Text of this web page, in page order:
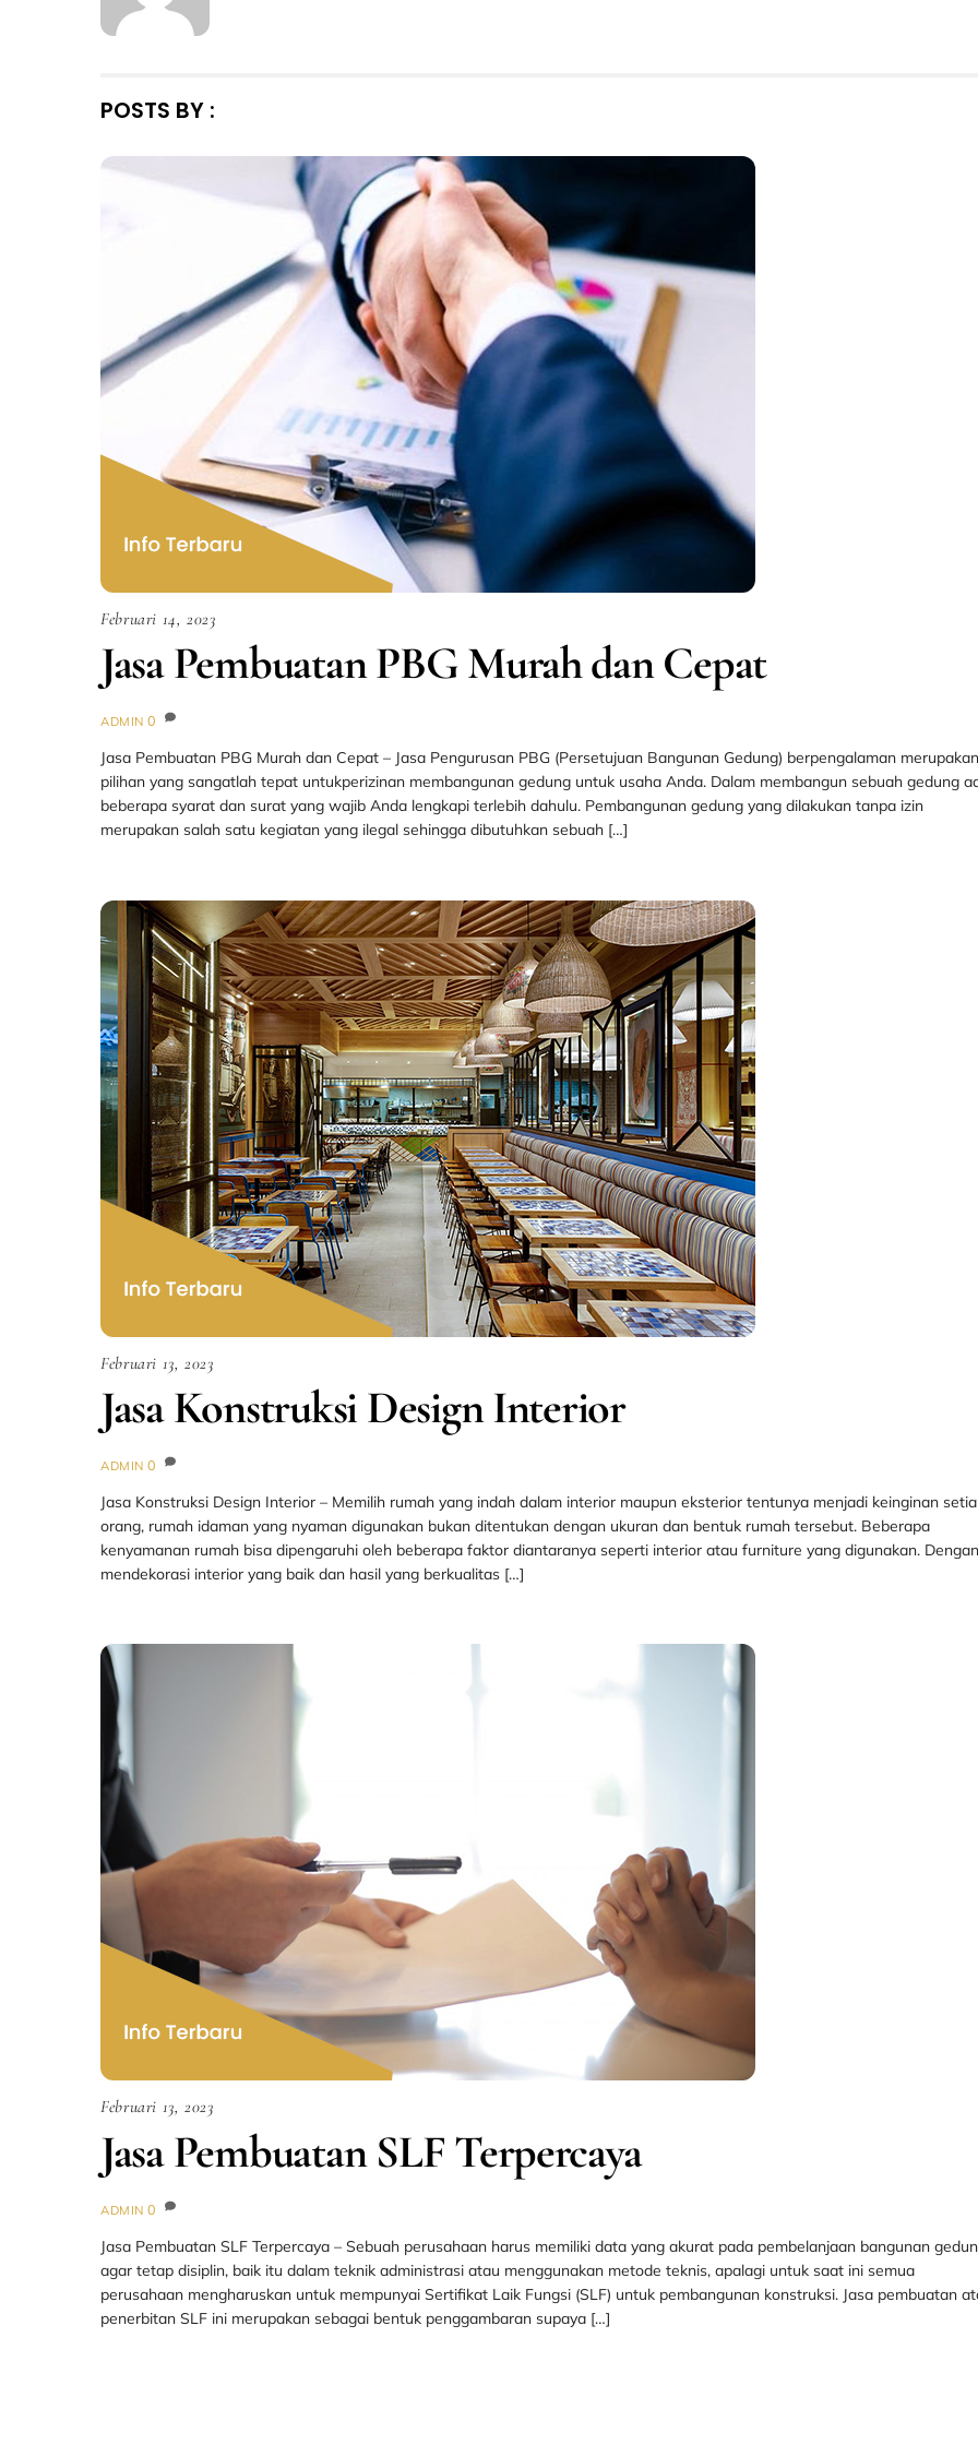
POSTS BY :
Februari 14, 2023
Jasa Pembuatan PBG Murah dan Cepat
ADMIN 0
Jasa Pembuatan PBG Murah dan Cepat – Jasa Pengurusan PBG (Persetujuan Bangunan Gedung) berpengalaman merupakan
pilihan yang sangatlah tepat untukperizinan membangunan gedung untuk usaha Anda. Dalam membangun sebuah gedung
beberapa syarat dan surat yang wajib Anda lengkapi terlebih dahulu. Pembangunan gedung yang dilakukan tanpa izin
merupakan salah satu kegiatan yang ilegal sehingga dibutuhkan sebuah […]
Februari 13, 2023
Jasa Konstruksi Design Interior
ADMIN 0
Jasa Konstruksi Design Interior – Memilih rumah yang indah dalam interior maupun eksterior tentunya menjadi keinginan
orang, rumah idaman yang nyaman digunakan bukan ditentukan dengan ukuran dan bentuk rumah tersebut. Beberapa
kenyamanan rumah bisa dipengaruhi oleh beberapa faktor diantaranya seperti interior atau furniture yang digunakan. Dengan
mendekorasi interior yang baik dan hasil yang berkualitas […]
Februari 13, 2023
Jasa Pembuatan SLF Terpercaya
ADMIN 0
Jasa Pembuatan SLF Terpercaya – Sebuah perusahaan harus memiliki data yang akurat pada pembelanjaan bangunan
agar tetap disiplin, baik itu dalam teknik administrasi atau menggunakan metode teknis, apalagi untuk saat ini semua
perusahaan mengharuskan untuk mempunyai Sertifikat Laik Fungsi (SLF) untuk pembangunan konstruksi. Jasa pembuatan
penerbitan SLF ini merupakan sebagai bentuk penggambaran supaya […]